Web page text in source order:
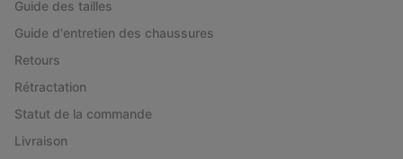
Guide des tailles
Guide d'entretien des chaussures
Retours
Rétractation
Statut de la commande
Livraison